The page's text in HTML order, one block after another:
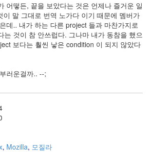
어떻든, 끝을 보았다는 것은 언제나 즐거운 일
이 말 그대로 번역 노가다 이기 때문에 멤버가
데.. 내가 하는 다른 project 들과 마찬가지로
는 것이 참 안쓰럽다. 그나마 내가 동참을 했으
보다는 훨씬 낳은 condition 이 되지 않았다
러운걸까.. --;
, Mozilla, 모질라